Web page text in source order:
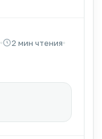
2 мин чтения